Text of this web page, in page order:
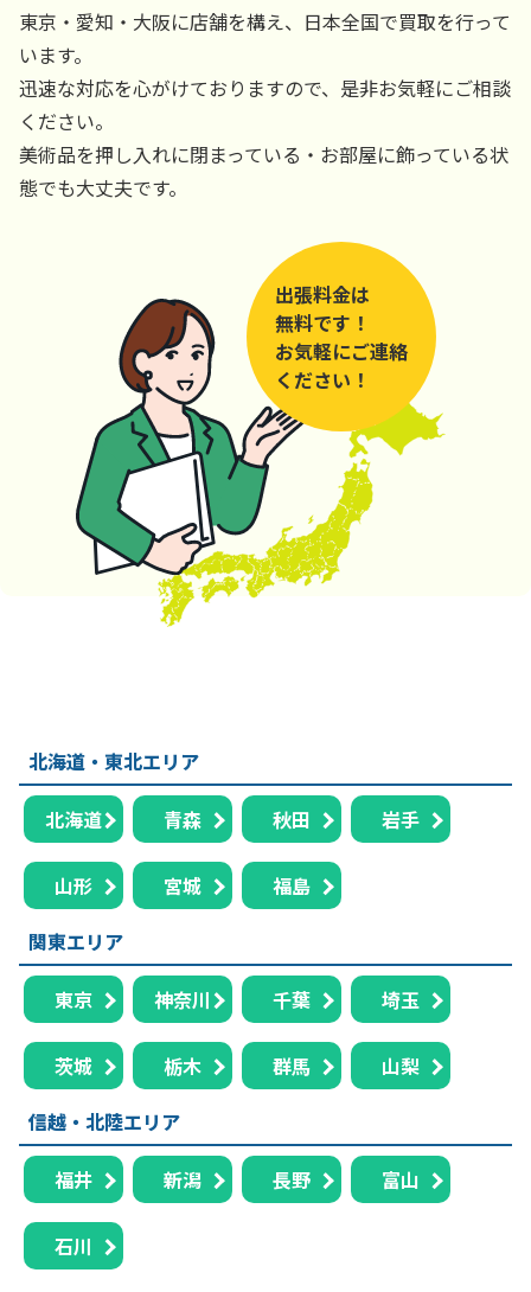
東京・愛知・大阪に店舗を構え、日本全国で買取を行って
います。
迅速な対応を心がけておりますので、是非お気軽にご相談
ください。
美術品を押し入れに閉まっている・お部屋に飾っている状
態でも大丈夫です。
出張料金は
無料です！
お気軽にご連絡
ください！
北海道・東北エリア
北海道 青森 秋田 岩手
山形 宮城
福島
関東エリア
東京 神奈川 千葉 埼玉
茨城 栃木 群馬
山梨
信越・北陸エリア
福井 新潟 長野 富山
石川